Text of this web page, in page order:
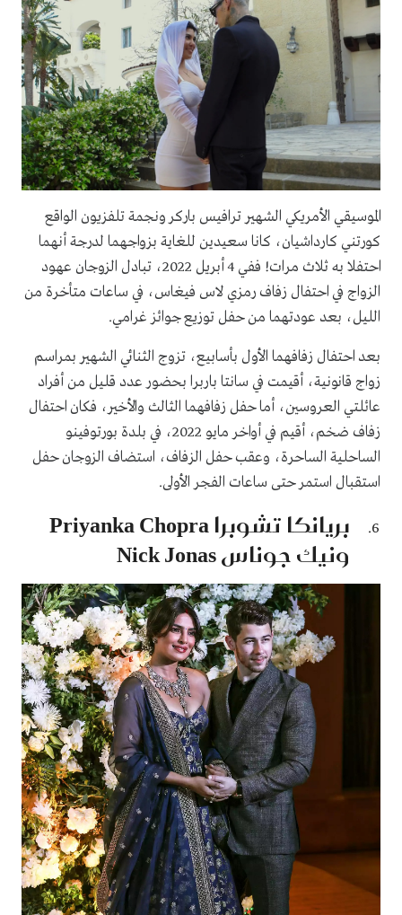
الموسيقي الأمريكي الشهير ترافيس باركر ونجمة تلفزيون الواقع
كورتني كارداشيان، كانا سعيدين للغاية بزواجهما لدرجة أنهما
احتفلا به ثلاث مرات! ففي 4 أبريل 2022، تبادل الزوجان عهود
الزواج في احتفال زفاف رمزي لاس فيغاس، في ساعات متأخرة من
الليل، بعد عودتهما من حفل توزيع جوائز غرامي.
بعد احتفال زفافهما الأول بأسابيع، تزوج الثنائي الشهير بمراسم
زواج قانونية، أقيمت في سانتا باربرا بحضور عدد قليل من أفراد
عائلتي العروسين، أما حفل زفافهما الثالث والأخير، فكان احتفال
زفاف ضخم، أقيم في أواخر مايو 2022، في بلدة بورتوفينو
الساحلية الساحرة، وعقب حفل الزفاف، استضاف الزوجان حفل
استقبال استمر حتى ساعات الفجر الأولى.
بريانكا تشوبرا Priyanka Chopra
ونيك جوناس Nick Jonas